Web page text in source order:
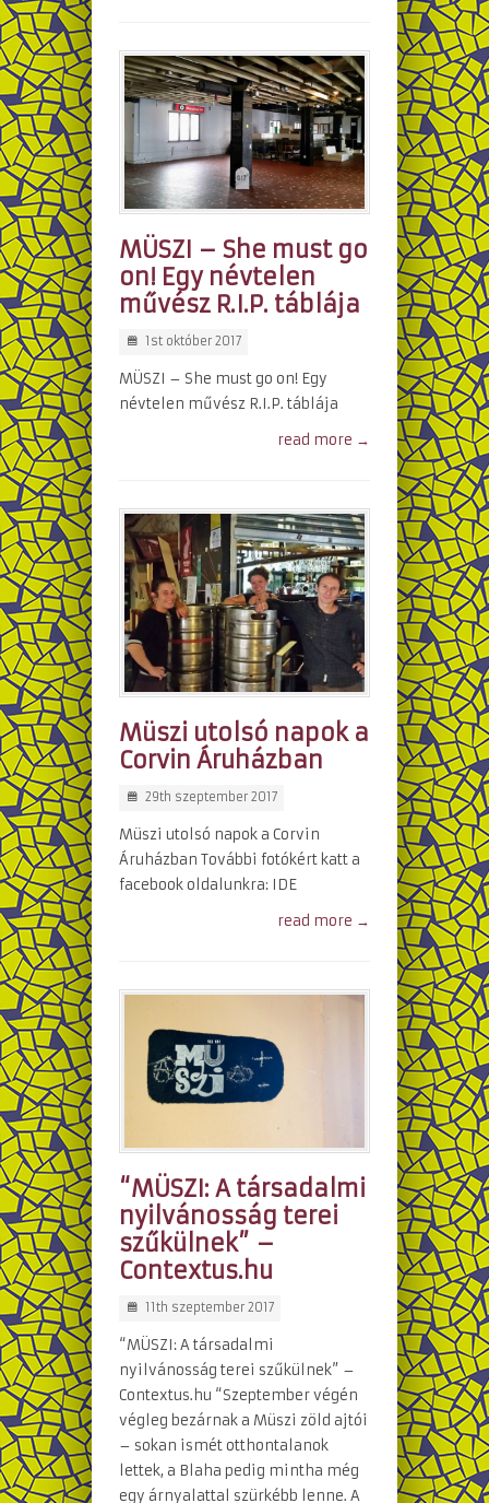
MÜSZI – She must go
on! Egy névtelen
művész R.I.P. táblája
1st október 2017
MÜSZI – She must go on! Egy
névtelen művész R.I.P. táblája
read more →
Müszi utolsó napok a
Corvin Áruházban
29th szeptember 2017
Müszi utolsó napok a Corvin
Áruházban További fotókért katt a
facebook oldalunkra: IDE
read more →
“MÜSZI: A társadalmi
nyilvánosság terei
szűkülnek” –
Contextus.hu
11th szeptember 2017
“MÜSZI: A társadalmi
nyilvánosság terei szűkülnek” –
Contextus.hu “Szeptember végén
végleg bezárnak a Müszi zöld ajtói
– sokan ismét otthontalanok
lettek, a Blaha pedig mintha még
egy árnyalattal szürkébb lenne. A